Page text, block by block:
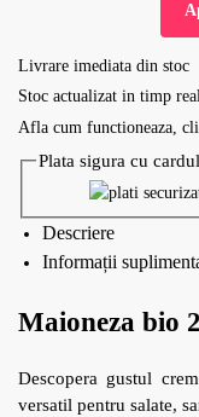
Livrare imediata din stoc
Stoc actualizat in timp
Afla cum functioneaza,
Plata sigura cu
Descriere
Informații
Maioneza bio
Descopera gustul
versatil pentru salate,